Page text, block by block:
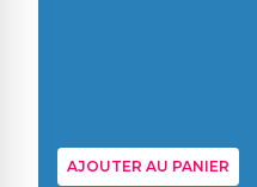
AJOUTER AU PANIER